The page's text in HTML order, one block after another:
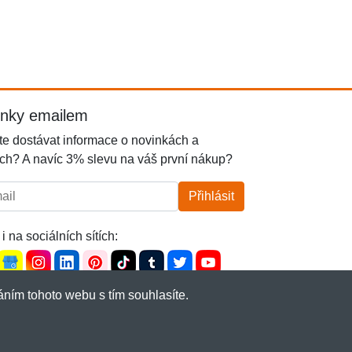
emailem
dostávat informace o novinkách a
A navíc 3% slevu na váš první nákup?
Přihlásit
i na sociálních sítích:
tohoto webu s tím souhlasíte.